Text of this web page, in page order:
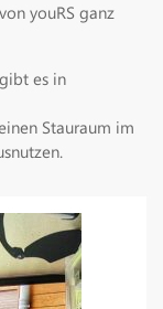
youRS ganz
es in
Stauraum im